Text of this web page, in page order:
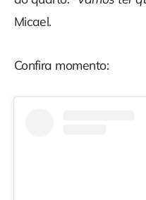
Micael.
Confira momento: